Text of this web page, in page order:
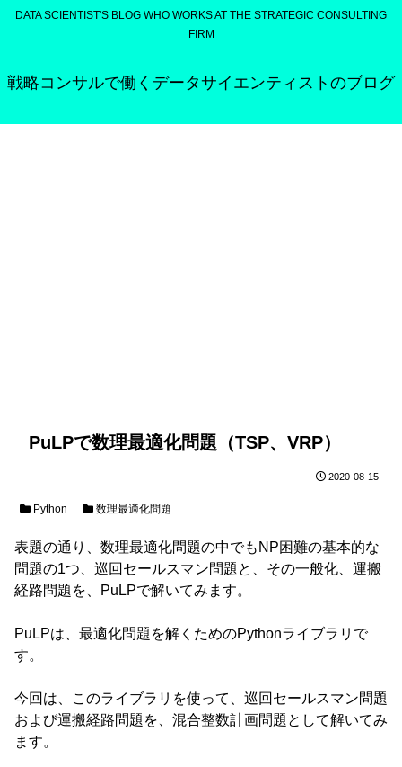
DATA SCIENTIST'S BLOG WHO WORKS AT THE STRATEGIC CONSULTING
FIRM
戦略コンサルで働くデータサイエンティストのブログ
PuLPで数理最適化問題（TSP、VRP）
2020-08-15
Python 数理最適化問題
表題の通り、数理最適化問題の中でもNP困難の基本的な
問題の1つ、巡回セールスマン問題と、その一般化、運搬
経路問題を、PuLPで解いてみます。
PuLPは、最適化問題を解くためのPythonライブラリで
す。
今回は、このライブラリを使って、巡回セールスマン問題
および運搬経路問題を、混合整数計画問題として解いてみ
ます。